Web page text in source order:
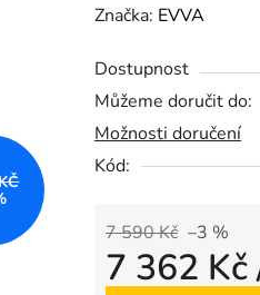
hodnocení
je
0,0
z
5
Značka: EVVA
Dostupnost
Můžeme doručit do:
Možnosti doručení
Kód:
7 590 Kč –3 %
7 362 Kč